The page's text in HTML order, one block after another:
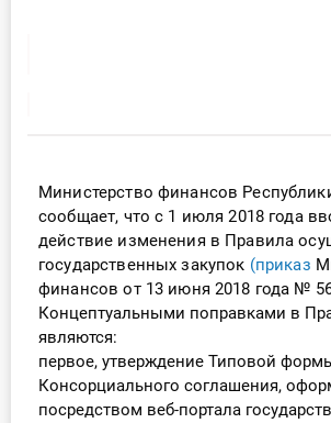
Справочник бухгалтера
Участник ВЭД
Практика ИП
Кадры. Труд. Зарплата.
Министерство финансов
сообщает, что с 1 июля 2018 года
действие изменения в Правила
государственных закупок (приказ
финансов от 13 июня 2018 года №
Концептуальными поправками в
являются:
первое, утверждение Типовой
Консорциального соглашения,
посредством веб-портала